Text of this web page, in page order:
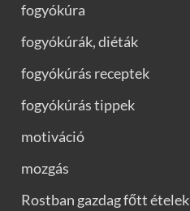
fogyókúra
fogyókúrák, diéták
fogyókúrás receptek
fogyókúrás tippek
motiváció
mozgás
Rostban gazdag főtt ételek